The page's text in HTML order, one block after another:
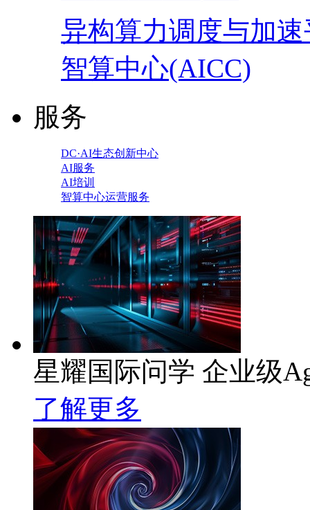
异构算力调度与加
智算中心(AICC)
服务
DC·AI生态创新中心
AI服务
AI培训
智算中心运营服务
星耀国际问学 企业级
了解更多